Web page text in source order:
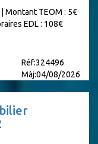
| Montant TEOM : 5€
EDL : 108€
Réf:324496
Màj:04/08/2026